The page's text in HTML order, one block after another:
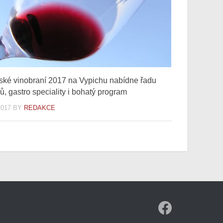
vinobraní 2017 na Vypichu nabídne řadu
gastro speciality i bohatý program
BY REDAKCE